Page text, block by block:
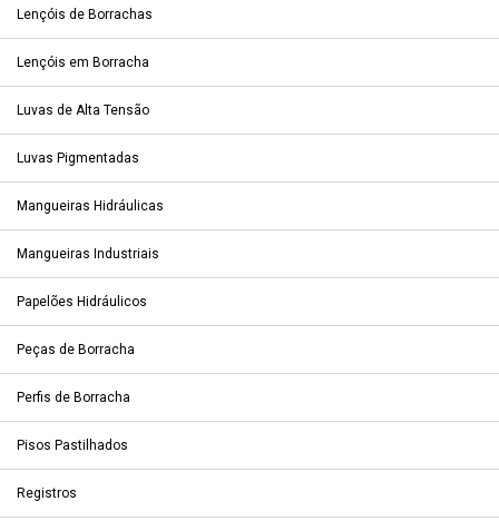
Lençóis de Borrachas
Lençóis em Borracha
Luvas de Alta Tensão
Luvas Pigmentadas
Mangueiras Hidráulicas
Mangueiras Industriais
Papelões Hidráulicos
Peças de Borracha
Perfis de Borracha
Pisos Pastilhados
Registros